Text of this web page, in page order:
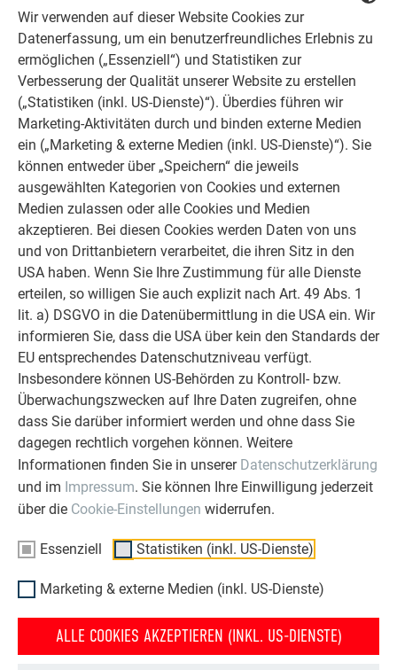
Wir verwenden auf dieser Website Cookies zur
Datenerfassung, um ein benutzerfreundliches Erlebnis zu
ermöglichen („Essenziell“) und Statistiken zur
Verbesserung der Qualität unserer Website zu erstellen
(„Statistiken (inkl. US-Dienste)“). Überdies führen wir
Marketing-Aktivitäten durch und binden externe Medien
ein („Marketing & externe Medien (inkl. US-Dienste)“). Sie
können entweder über „Speichern“ die jeweils
ausgewählten Kategorien von Cookies und externen
Medien zulassen oder alle Cookies und Medien
akzeptieren. Bei diesen Cookies werden Daten von uns
und von Drittanbietern verarbeitet, die ihren Sitz in den
USA haben. Wenn Sie Ihre Zustimmung für alle Dienste
erteilen, so willigen Sie auch explizit nach Art. 49 Abs. 1
lit. a) DSGVO in die Datenübermittlung in die USA ein. Wir
informieren Sie, dass die USA über kein den Standards der
EU entsprechendes Datenschutzniveau verfügt.
Insbesondere können US-Behörden zu Kontroll- bzw.
Überwachungszwecken auf Ihre Daten zugreifen, ohne
dass Sie darüber informiert werden und ohne dass Sie
dagegen rechtlich vorgehen können. Weitere
Informationen finden Sie in unserer Datenschutzerklärung
und im Impressum. Sie können Ihre Einwilligung jederzeit
über die Cookie-Einstellungen widerrufen.
Essenziell Statistiken (inkl. US-Dienste)
Marketing & externe Medien (inkl. US-Dienste)
ALLE COOKIES AKZEPTIEREN (INKL. US-DIENSTE)
Abschließend die Spannstücke auf beiden Seiten in
die Wandprofile einschieben.
Spannstücke mit Sterngriff bzw. 6-Kant-Schraube sind